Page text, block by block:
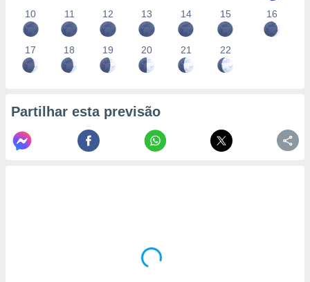
10 11 12 13 14 15 16
17 18 19 20 21 22
Partilhar esta previsão